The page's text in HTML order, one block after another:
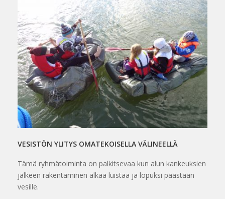
VESISTÖN YLITYS OMATEKOISELLA VÄLINEELLÄ
Tämä ryhmätoiminta on palkitsevaa kun alun kankeuksien
jälkeen rakentaminen alkaa luistaa ja lopuksi päästään
vesille.